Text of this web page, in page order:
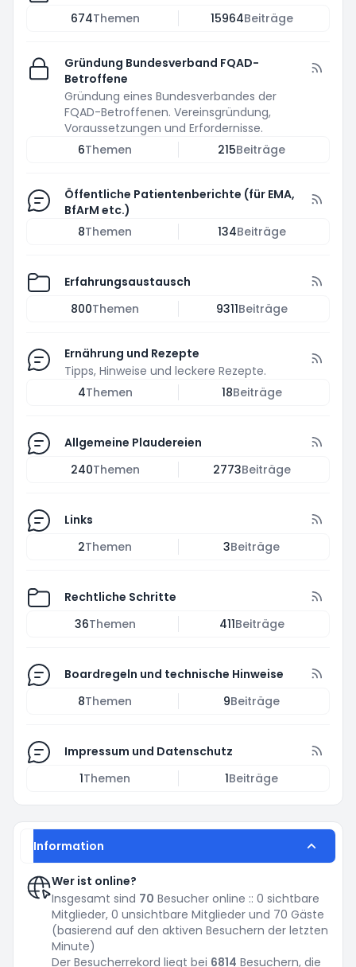
674Themen 15964Beiträge
Gründung Bundesverband FQAD-
Betroffene
Gründung eines Bundesverbandes der
FQAD-Betroffenen. Vereinsgründung,
Voraussetzungen und Erfordernisse.
6Themen 215Beiträge
Öffentliche Patientenberichte (für EMA,
BfArM etc.)
8Themen 134Beiträge
Erfahrungsaustausch
800Themen 9311Beiträge
Ernährung und Rezepte
Tipps, Hinweise und leckere Rezepte.
4Themen 18Beiträge
Allgemeine Plaudereien
240Themen 2773Beiträge
Links
2Themen 3Beiträge
Rechtliche Schritte
36Themen 411Beiträge
Boardregeln und technische Hinweise
8Themen 9Beiträge
Impressum und Datenschutz
1Themen 1Beiträge
Information
Wer ist online?
Insgesamt sind 70 Besucher online :: 0 sichtbare
Mitglieder, 0 unsichtbare Mitglieder und 70 Gäste
(basierend auf den aktiven Besuchern der letzten
Minute)
Der Besucherrekord liegt bei 6814 Besuchern, die